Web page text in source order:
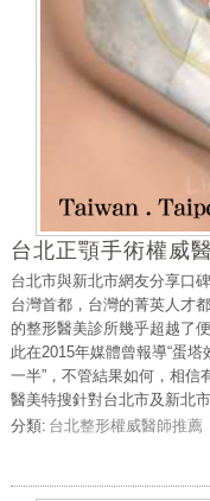
台北正顎手術權威
台北市與新北市網友分享口
台灣首都，台灣的菁英人才
的整形醫美診所幾乎超越了
此在2015年媒體曾報導“蛋
一半”，不管結果如何，相
醫美特搜針對台北市及新北
分類: 台北整形權威醫師推薦